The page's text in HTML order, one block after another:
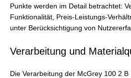
Punkte werden im Detail betrachtet:
Funktionalität, Preis-Leistungs-
unter Berücksichtigung von
Verarbeitung und
Die Verarbeitung der McGrey 100 2